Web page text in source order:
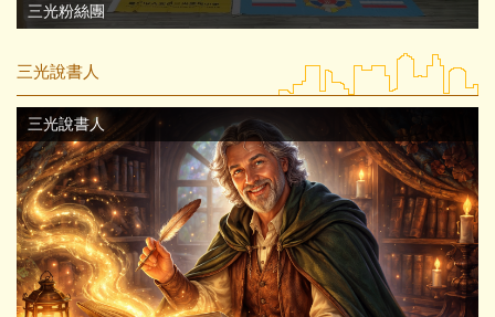
三光粉絲團
三光說書人
三光說書人